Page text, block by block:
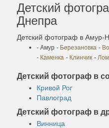
Детский
Днепра
Детский фотограф в Амур-
- Амур - Березановка -
- Каменка - Клинчик -
Детский фотограф в
Кривой Рог
Павлоград
Детский фотограф в
Винница